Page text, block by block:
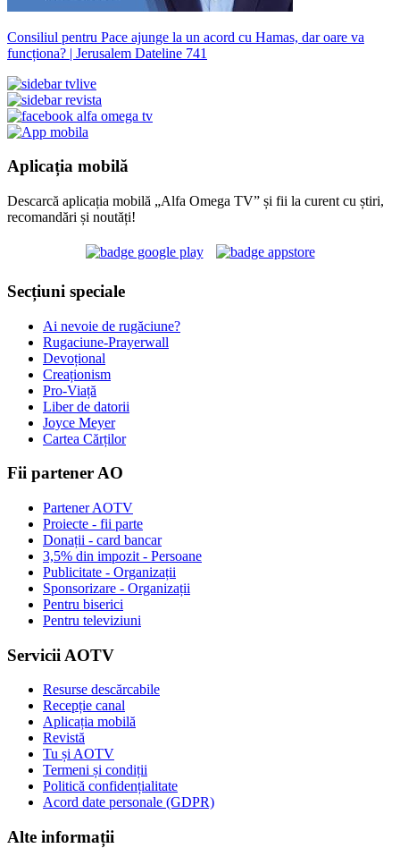
Consiliul pentru Pace ajunge la un acord cu Hamas, dar oare va
funcționa? | Jerusalem Dateline 741
Aplicația mobilă
Descarcă aplicația mobilă „Alfa Omega TV” și fii la curent cu știri,
recomandări și noutăți!
Secțiuni speciale
Ai nevoie de rugăciune?
Rugaciune-Prayerwall
Devoțional
Creaționism
Pro-Viață
Liber de datorii
Joyce Meyer
Cartea Cărților
Fii partener AO
Partener AOTV
Proiecte - fii parte
Donații - card bancar
3,5% din impozit - Persoane
Publicitate - Organizații
Sponsorizare - Organizații
Pentru biserici
Pentru televiziuni
Servicii AOTV
Resurse descărcabile
Recepție canal
Aplicația mobilă
Revistă
Tu și AOTV
Termeni și condiții
Politică confidențialitate
Acord date personale (GDPR)
Alte informații